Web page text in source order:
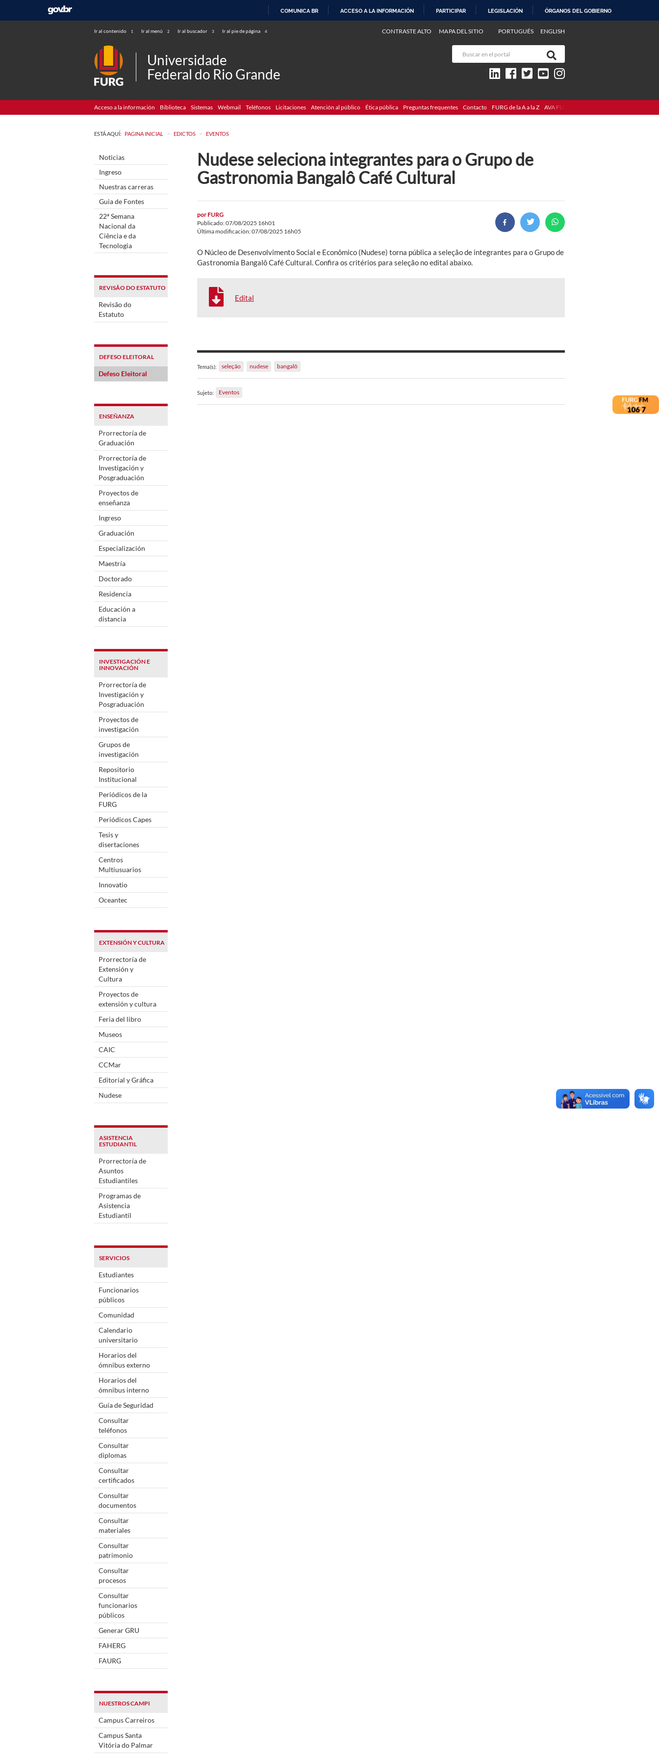
COMUNICA BR ACCESO A LA INFORMACIÓN PARTICIPAR LEGISLACIÓN ÓRGANOS DEL GOBIERNO
Ir al contenido 1 Ir al menú 2 Ir al buscador 3 Ir al pie de página 4 PORTUGUÊS ENGLISH
CONTRASTE ALTO MAPA DEL SITIO
Universidade
Federal do Rio Grande
Acceso a la información Biblioteca Sistemas Webmail Teléfonos Licitaciones Atención al público Ética pública Preguntas frequentes Contacto FURG de la A a la Z AVA FURG
ESTÁ AQUÍ: PAGINA INICIAL > EDICTOS > EVENTOS
Noticias
Ingreso
Nuestras carreras
Guia de Fontes
22ª Semana
Nacional da
Ciência e da
Tecnologia
REVISÃO DO ESTATUTO
Revisão do
Estatuto
DEFESO ELEITORAL
Defeso Eleitoral
ENSEÑANZA
Prorrectoría de
Graduación
Prorrectoría de
Investigación y
Posgraduación
Proyectos de
enseñanza
Ingreso
Graduación
Especialización
Maestría
Doctorado
Residencia
Educación a
distancia
INVESTIGACIÓN E
INNOVACIÓN
Prorrectoría de
Investigación y
Posgraduación
Proyectos de
investigación
Grupos de
investigación
Repositorio
Institucional
Periódicos de la
FURG
Periódicos Capes
Tesis y
disertaciones
Centros
Multiusuarios
Innovatio
Oceantec
EXTENSIÓN Y CULTURA
Prorrectoría de
Extensión y
Cultura
Proyectos de
extensión y cultura
Feria del libro
Museos
CAIC
CCMar
Editorial y Gráfica
Nudese
ASISTENCIA
ESTUDIANTIL
Prorrectoría de
Asuntos
Estudiantiles
Programas de
Asistencia
Estudiantil
SERVICIOS
Estudiantes
Funcionarios
públicos
Comunidad
Calendario
universitario
Horarios del
ómnibus externo
Horarios del
ómnibus interno
Guía de Seguridad
Consultar
teléfonos
Consultar
diplomas
Consultar
certificados
Consultar
documentos
Consultar
materiales
Consultar
patrimonio
Consultar
procesos
Consultar
funcionarios
públicos
Generar GRU
FAHERG
FAURG
NUESTROS CAMPI
Campus Carreiros
Campus Santa
Vitória do Palmar
Nudese seleciona integrantes para o Grupo de
Gastronomia Bangalô Café Cultural
por FURG
Publicado: 07/08/2025 16h01
Última modificación: 07/08/2025 16h05
O Núcleo de Desenvolvimento Social e Econômico (Nudese) torna pública a seleção de integrantes para o Grupo de
Gastronomia Bangalô Café Cultural. Confira os critérios para seleção no edital abaixo.
Edital
Tema(s): seleção nudese bangalô
Sujeto: Eventos